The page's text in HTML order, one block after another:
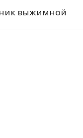
выжимной